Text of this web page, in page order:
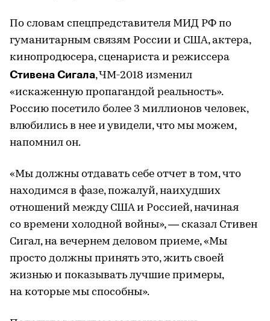
По словам спецпредставителя МИД РФ по
гуманитарным связям России и США, актера,
кинопродюсера, сценариста и режиссера
Стивена Сигала, ЧМ-2018 изменил
«искаженную пропагандой реальность».
Россию посетило более 3 миллионов человек,
влюбились в нее и увидели, что мы можем,
напомнил он.
«Мы должны отдавать себе отчет в том, что
находимся в фазе, пожалуй, наихудших
отношений между США и Россией, начиная
со времени холодной войны», — сказал Стивен
Сигал, на вечернем деловом приеме, «Мы
просто должны принять это, жить своей
жизнью и показывать лучшие примеры,
на которые мы способны».